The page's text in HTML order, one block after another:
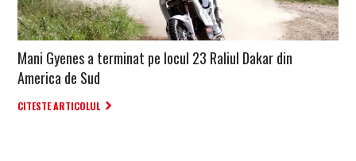
Mani Gyenes a terminat pe locul 23 Raliul Dakar din
America de Sud
CITESTE ARTICOLUL